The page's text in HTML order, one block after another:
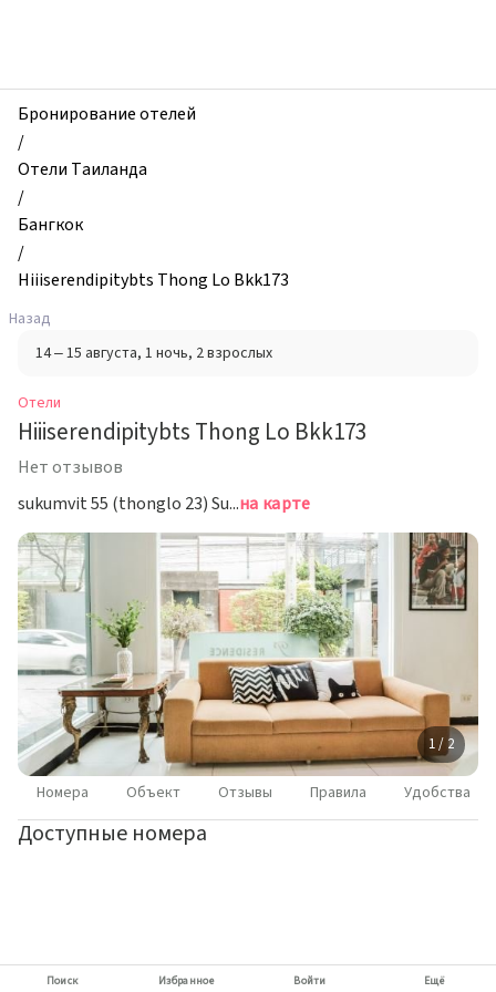
Hiiiserendipitybts
Thong
Lo
Bkk173,
Бангкок,
Таиланд
Бронирование отелей
/
Отели Таиланда
/
Бангкок
/
Hiiiserendipitybts Thong Lo Bkk173
Назад
14 – 15 августа, 1 ночь, 2 взрослых
Отели
Hiiiserendipitybts Thong Lo Bkk173
Нет отзывов
sukumvit 55 (thonglo 23) Sukhumvit Alley, Khwaeng Khlong Tan Nuea, Khet Watthana, Krung Thep Maha Nakhon 10110, Bangkok, Бангкокна карте
1 / 2
Номера Объект Отзывы Правила Удобства
Доступные номера
Поиск Избранное Войти Ещё